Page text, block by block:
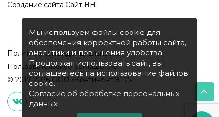
Политика конфиденциальности
Пользовательское соглашение
© 2017-2026 ООО «Континент ЭТС»
Создание сайта Сайт НН
Мы используем файлы cookie для
обеспечения корректной работы сайта,
аналитики и повышения удобства.
Продолжая использовать сайт, вы
соглашаетесь на использование файлов
cookie.
Согласие об обработке персональных
данных